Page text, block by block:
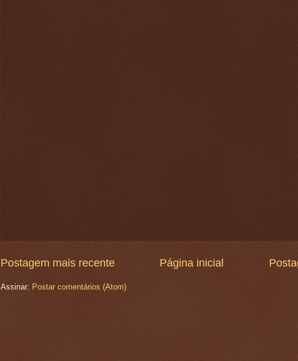
Postagem mais recente Página inicial
Assinar: Postar comentários (Atom)